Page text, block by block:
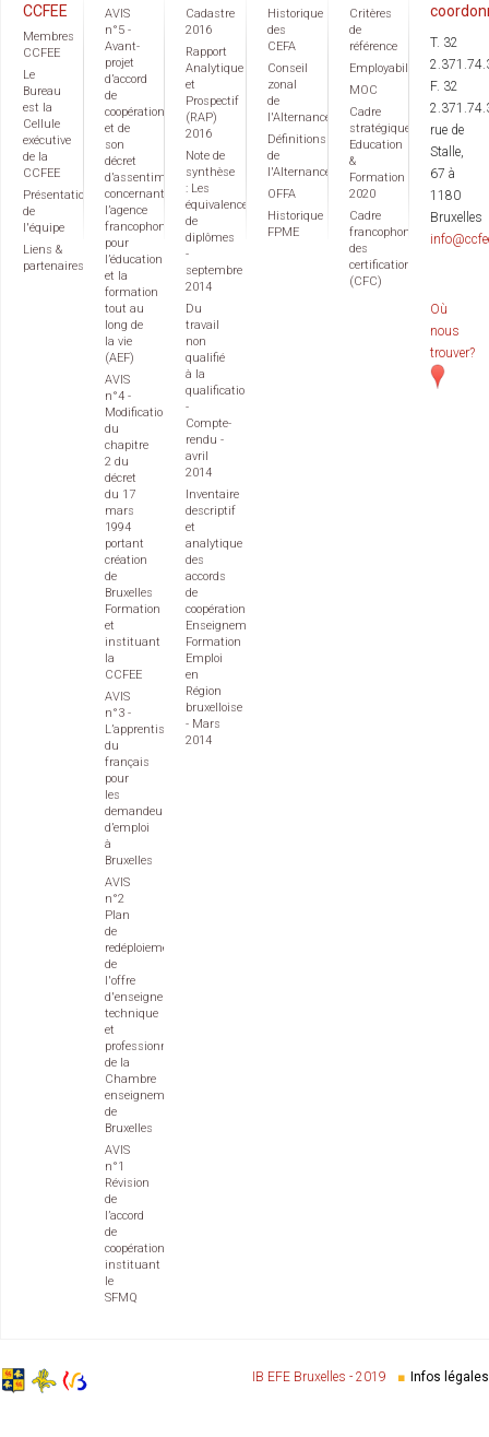
CCFEE
Membres
CCFEE
Le
Bureau
est la
Cellule
exécutive
de la
CCFEE
Présentation
de
l'équipe
Liens &
partenaires
AVIS
n°5 -
Avant-
projet
d’accord
de
coopération
et de
son
décret
d’assentiment
concernant
l’agence
francophone
pour
l’éducation
et la
formation
tout au
long de
la vie
(AEF)
AVIS
n°4 -
Modification
du
chapitre
2 du
décret
du 17
mars
1994
portant
création
de
Bruxelles
Formation
et
instituant
la
CCFEE
AVIS
n°3 -
L’apprentissage
du
français
pour
les
demandeurs
d’emploi
à
Bruxelles
AVIS
n°2
Plan
de
redéploiement
de
l'offre
d'enseignement
technique
et
professionnel
de la
Chambre
enseignement
de
Bruxelles
AVIS
n°1
Révision
de
l’accord
de
coopération
instituant
le
SFMQ
Cadastre
2016
Rapport
Analytique
et
Prospectif
(RAP)
2016
Note de
synthèse
: Les
équivalences
de
diplômes
-
septembre
2014
Du
travail
non
qualifié
à la
qualification
-
Compte-
rendu -
avril
2014
Inventaire
descriptif
et
analytique
des
accords
de
coopération
Enseignement
Formation
Emploi
en
Région
bruxelloise
- Mars
2014
Historique
des
CEFA
Conseil
zonal
de
l'Alternance
Définitions
de
l'Alternance
OFFA
Historique
FPME
Critères
de
référence
Employabilité
MOC
Cadre
stratégique
Education
&
Formation
2020
Cadre
francophone
des
certifications
(CFC)
T. 32
F. 32
rue de
Stalle,
67 à
1180
Bruxelles
Où
nous
trouver?
IB EFE Bruxelles - 2019 Infos légales